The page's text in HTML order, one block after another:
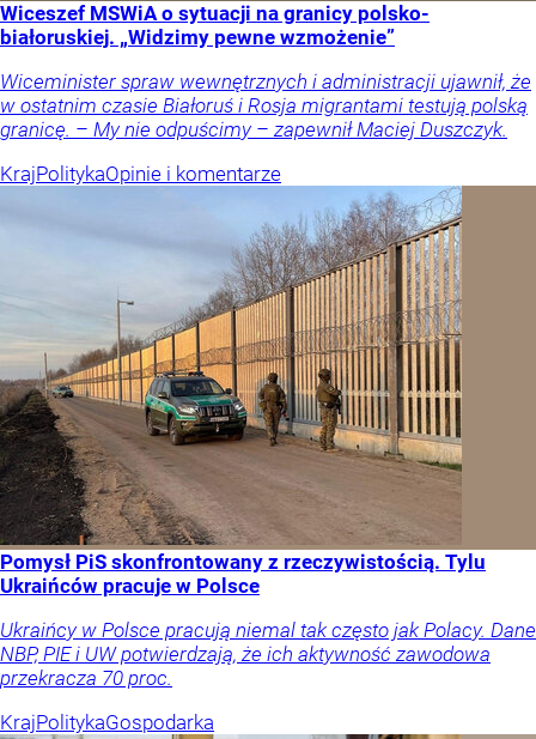
Wiceszef MSWiA o sytuacji na granicy polsko-
białoruskiej. „Widzimy pewne wzmożenie”
Wiceminister spraw wewnętrznych i administracji ujawnił, że
w ostatnim czasie Białoruś i Rosja migrantami testują polską
granicę. – My nie odpuścimy – zapewnił Maciej Duszczyk.
KrajPolitykaOpinie i komentarze
Pomysł PiS skonfrontowany z rzeczywistością. Tylu
Ukraińców pracuje w Polsce
Ukraińcy w Polsce pracują niemal tak często jak Polacy. Dane
NBP, PIE i UW potwierdzają, że ich aktywność zawodowa
przekracza 70 proc.
KrajPolitykaGospodarka